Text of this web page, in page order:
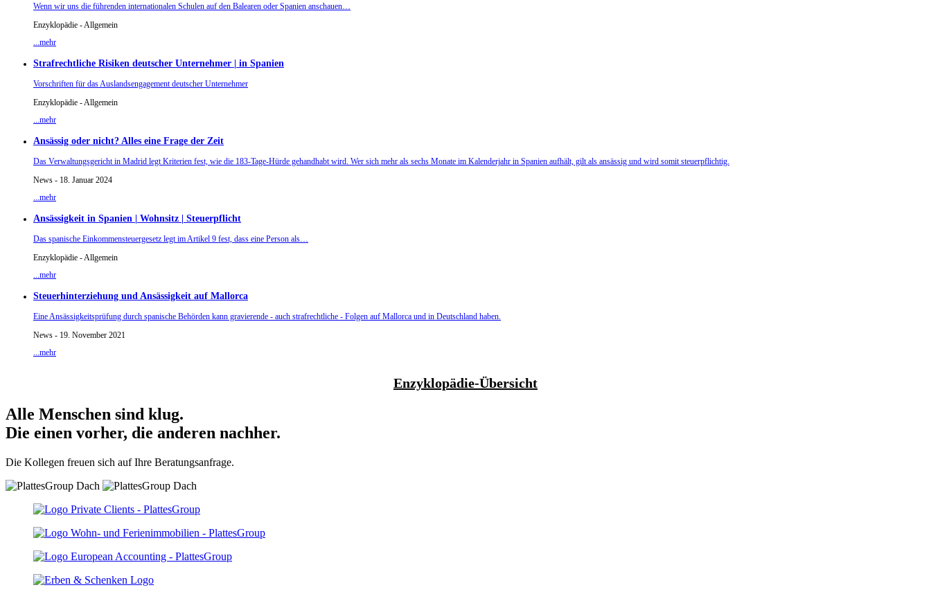
Wenn wir uns die führenden internationalen Schulen auf den Balearen oder Spanien anschauen…
Enzyklopädie - Allgemein
...mehr
Strafrechtliche Risiken deutscher Unternehmer | in Spanien
Vorschriften für das Auslandsengagement deutscher Unternehmer
Enzyklopädie - Allgemein
...mehr
Ansässig oder nicht? Alles eine Frage der Zeit
Das Verwaltungsgericht in Madrid legt Kriterien fest, wie die 183-Tage-Hürde gehandhabt wird. Wer sich mehr als sechs Monate im Kalenderjahr in Spanien aufhält, gilt als ansässig und wird somit steuerpflichtig.
News - 18. Januar 2024
...mehr
Ansässigkeit in Spanien | Wohnsitz | Steuerpflicht
Das spanische Einkommensteuergesetz legt im Artikel 9 fest, dass eine Person als…
Enzyklopädie - Allgemein
...mehr
Steuerhinterziehung und Ansässigkeit auf Mallorca
Eine Ansässigkeitsprüfung durch spanische Behörden kann gravierende - auch strafrechtliche - Folgen auf Mallorca und in Deutschland haben.
News - 19. November 2021
...mehr
Enzyklopädie-Übersicht
Alle Menschen sind klug.
Die einen vorher, die anderen nachher.
Die Kollegen freuen sich auf Ihre Beratungsanfrage.